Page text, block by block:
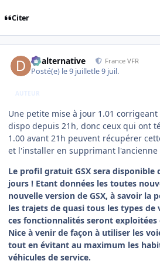
Citer
dbalternative France VFR
Posté(e) le 9 juilletle 9 juil.
AUTEUR
Une petite mise à jour 1.01
dispo depuis 21h, donc ceux qui ont
1.00 avant 21h peuvent récupérer
et l'installer en supprimant l'ancienne
Le profil gratuit GSX sera disponible
jours ! Etant données les toutes
nouvelle version de GSX, à savoir la
les trajets de quasi tous les types de
ces fonctionnalités seront exploitées
Nice à venir de façon à utiliser les
tout en évitant au maximum les
véhicules de service.